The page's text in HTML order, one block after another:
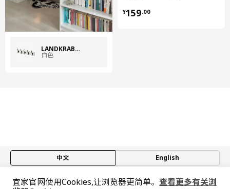
LANDKRABBA 朗德拉巴
白色
¥159.00
¥ 159.00
中文 English
© Inter IKEA Systems B.V. 1999-2026
宜家官网使用Cookies,让浏览器更简单。 查看更多有关浏